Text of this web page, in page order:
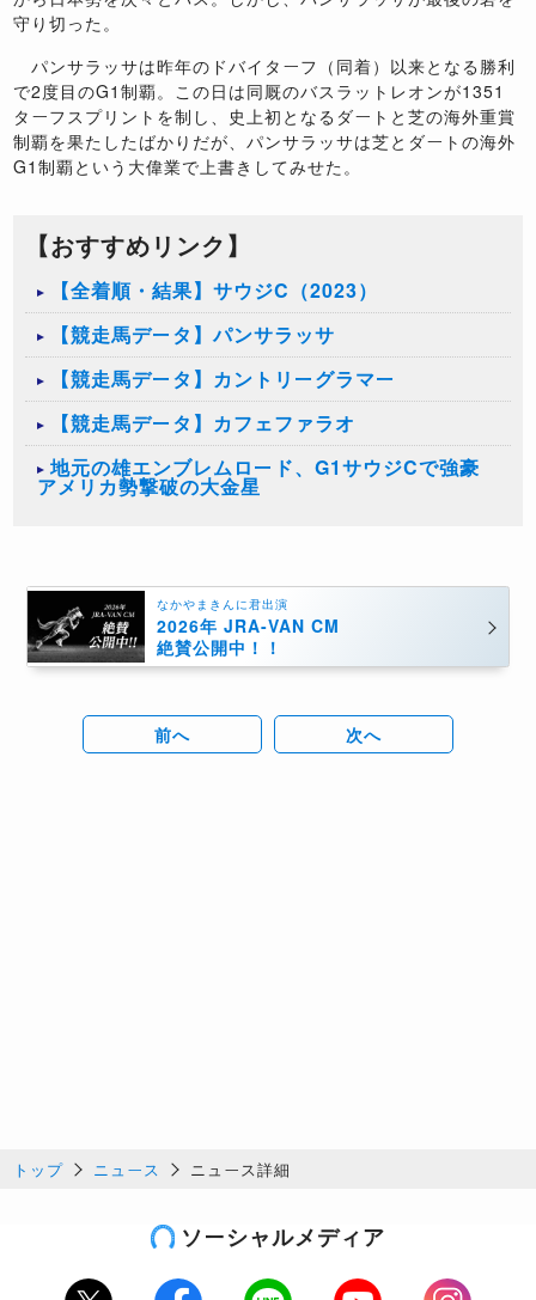
守り切った。
パンサラッサは昨年のドバイターフ（同着）以来となる勝利
で2度目のG1制覇。この日は同厩のバスラットレオンが1351
ターフスプリントを制し、史上初となるダートと芝の海外重賞
制覇を果たしたばかりだが、パンサラッサは芝とダートの海外
G1制覇という大偉業で上書きしてみせた。
【おすすめリンク】
【全着順・結果】サウジC（2023）
【競走馬データ】パンサラッサ
【競走馬データ】カントリーグラマー
【競走馬データ】カフェファラオ
地元の雄エンブレムロード、G1サウジCで強豪
アメリカ勢撃破の大金星
なかやまきんに君出演
2026年 JRA-VAN CM
絶賛公開中！！
前へ 次へ
トップ ニュース ニュース詳細
ソーシャルメディア